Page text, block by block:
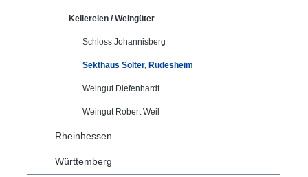
Kellereien / Weingüter
Schloss Johannisberg
Sekthaus Solter, Rüdesheim
Weingut Diefenhardt
Weingut Robert Weil
Rheinhessen
Württemberg